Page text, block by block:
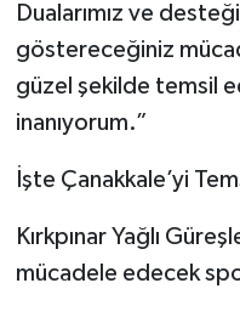
Dualarımız ve
göstereceğiniz
güzel şekilde temsil
inanıyorum.”
İşte Çanakkale’yi
Kırkpınar Yağlı
mücadele edecek